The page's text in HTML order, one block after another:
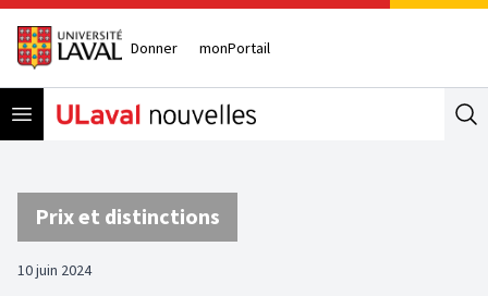
Donner monPortail
Open menu
Prix et distinctions
10 juin 2024